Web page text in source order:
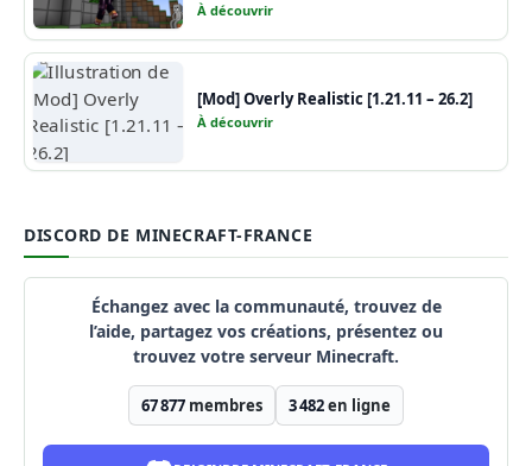
À découvrir
[Mod] Overly Realistic [1.21.11 – 26.2]
À découvrir
DISCORD DE MINECRAFT-FRANCE
Échangez avec la communauté, trouvez de
l’aide, partagez vos créations, présentez ou
trouvez votre serveur Minecraft.
67 877 membres 3 482en ligne